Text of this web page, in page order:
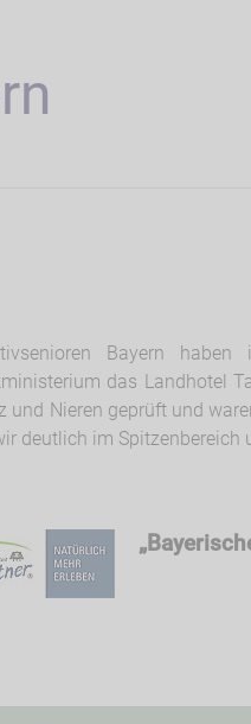
Bayern
das Landhotel
und Nieren geprüft und
deutlich im Spitzenbereich